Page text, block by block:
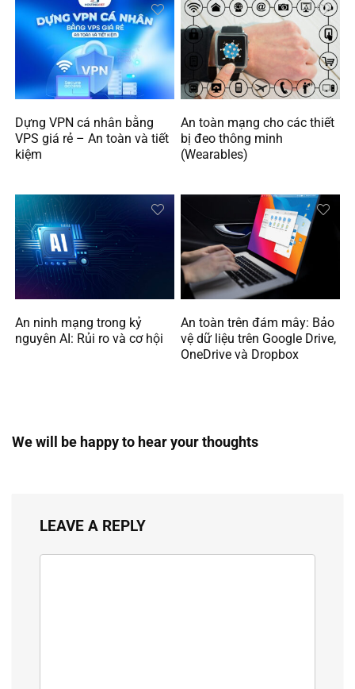
Dựng VPN cá nhân bằng
VPS giá rẻ – An toàn và tiết
kiệm
An toàn mạng cho các thiết
bị đeo thông minh
(Wearables)
An ninh mạng trong kỷ
nguyên AI: Rủi ro và cơ hội
An toàn trên đám mây: Bảo
vệ dữ liệu trên Google Drive,
OneDrive và Dropbox
We will be happy to hear your thoughts
LEAVE A REPLY